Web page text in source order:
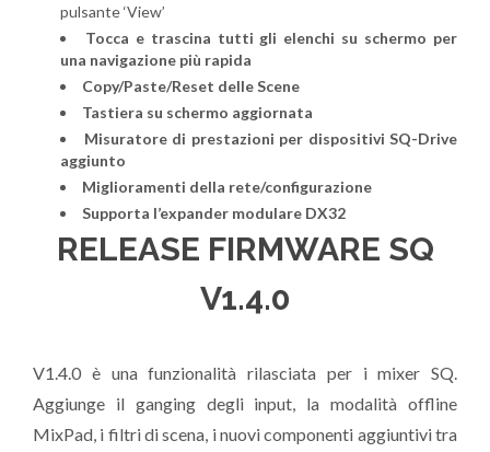
pulsante ‘View’
Tocca e trascina tutti gli elenchi su schermo per
una navigazione più rapida
Copy/Paste/Reset delle Scene
Tastiera su schermo aggiornata
Misuratore di prestazioni per dispositivi SQ-Drive
aggiunto
Miglioramenti della rete/configurazione
Supporta l’expander modulare DX32
RELEASE FIRMWARE SQ
V1.4.0
V1.4.0 è una funzionalità rilasciata per i mixer SQ.
Aggiunge il ganging degli input, la modalità offline
MixPad, i filtri di scena, i nuovi componenti aggiuntivi tra